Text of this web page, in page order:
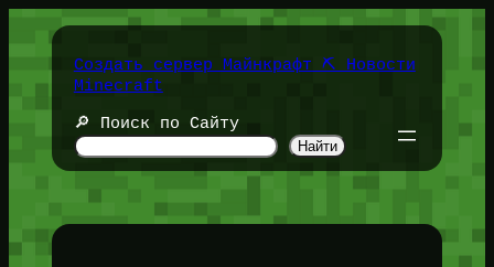
содержимомуСоздать сервер Майнкрафт ⛏️ Новости
Minecraft
🔎 Поиск по Сайту
Найти